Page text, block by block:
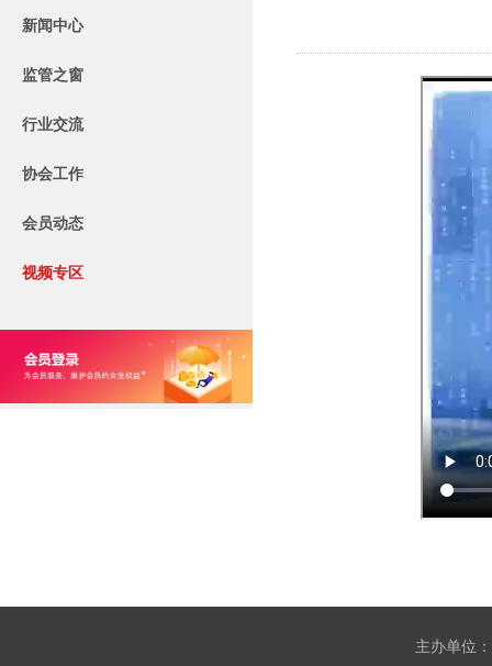
新闻中心
监管之窗
行业交流
协会工作
会员动态
视频专区
主办单位